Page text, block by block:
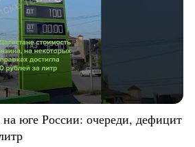
юге России: очереди, дефицит